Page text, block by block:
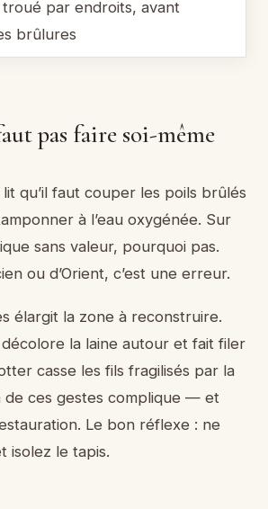
pas faire soi-même
qu’il faut couper les poils brûlés
à l’eau oxygénée. Sur
sans valeur, pourquoi pas.
ou d’Orient, c’est une erreur.
élargit la zone à reconstruire.
décolore la laine autour et fait filer
casse les fils fragilisés par la
de ces gestes complique — et
Le bon réflexe : ne
isolez le tapis.